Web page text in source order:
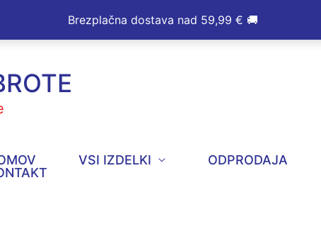
Brezplačna dostava nad 59,99 € 🚚
VSI IZDELKI
ODPRODAJA